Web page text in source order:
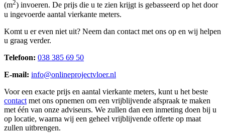
(m2) invoeren. De prijs die u te zien krijgt is gebasseerd op het door
u ingevoerde aantal vierkante meters.
Komt u er even niet uit? Neem dan contact met ons op en wij helpen
u graag verder.
Telefoon: 038 385 69 50
E-mail: info@onlineprojectvloer.nl
Voor een exacte prijs en aantal vierkante meters, kunt u het beste
contact met ons opnemen om een vrijblijvende afspraak te maken
met één van onze adviseurs. We zullen dan een inmeting doen bij u
op locatie, waarna wij een geheel vrijblijvende offerte op maat
zullen uitbrengen.